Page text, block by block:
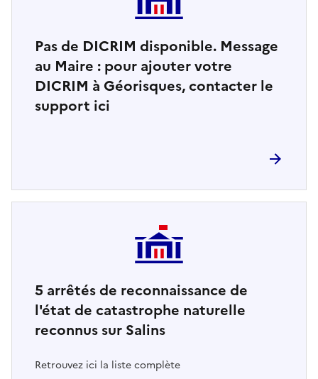
Pas de DICRIM disponible. Message
au Maire : pour ajouter votre
DICRIM à Géorisques, contacter le
support ici
5 arrêtés de reconnaissance de
l'état de catastrophe naturelle
reconnus sur Salins
Retrouvez ici la liste complète